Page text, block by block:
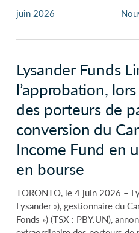
juin 2026
Lysander Funds
l’approbation,
des porteurs de
conversion du
Income Fund en
en bourse
TORONTO, le 4 juin 2026 –
Lysander »), gestionnaire du
Fonds ») (TSX : PBY.UN),